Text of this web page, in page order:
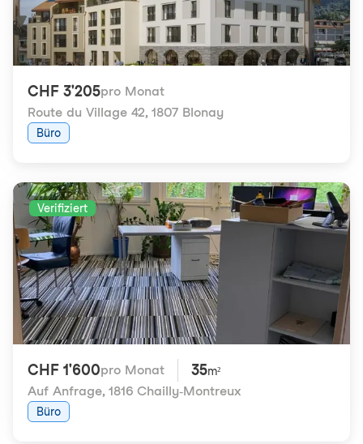
CHF 3'205pro Monat
Route du Village 42, 1807 Blonay
Büro
Verifiziert
CHF 1'600pro Monat 35m²
Auf Anfrage, 1816 Chailly-Montreux
Büro